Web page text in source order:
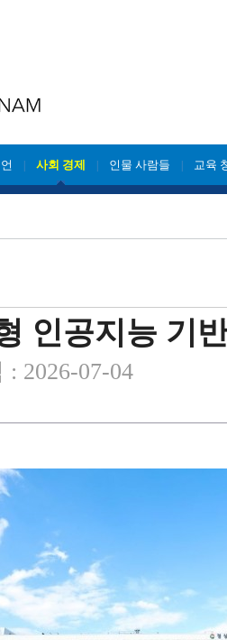
사회 경제 인물 사람들 교육
인공지능 기
: 2026-07-04